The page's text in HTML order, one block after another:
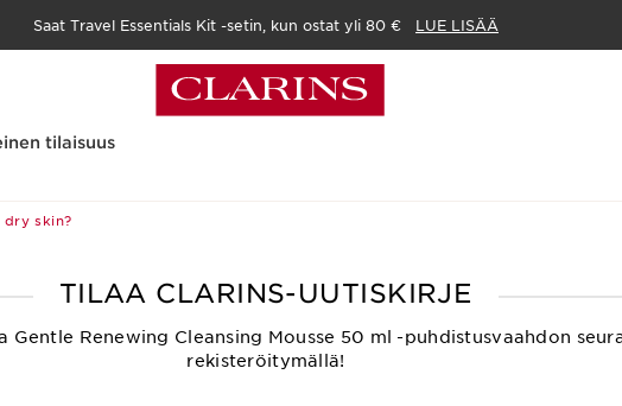
Saat Travel Essentials Kit -setin, kun ostat yli 80 € LUE LISÄÄ
tilaisuus
skin?
TILAA CLARINS-UUTISKIRJE
Renewing Cleansing Mousse 50 ml -puhdistusvaahdon
rekisteröitymällä!